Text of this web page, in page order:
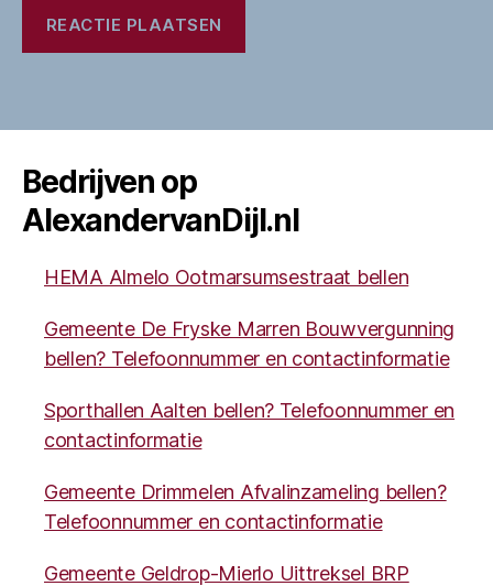
Bedrijven op
AlexandervanDijl.nl
HEMA Almelo Ootmarsumsestraat bellen
Gemeente De Fryske Marren Bouwvergunning
bellen? Telefoonnummer en contactinformatie
Sporthallen Aalten bellen? Telefoonnummer en
contactinformatie
Gemeente Drimmelen Afvalinzameling bellen?
Telefoonnummer en contactinformatie
Gemeente Geldrop-Mierlo Uittreksel BRP